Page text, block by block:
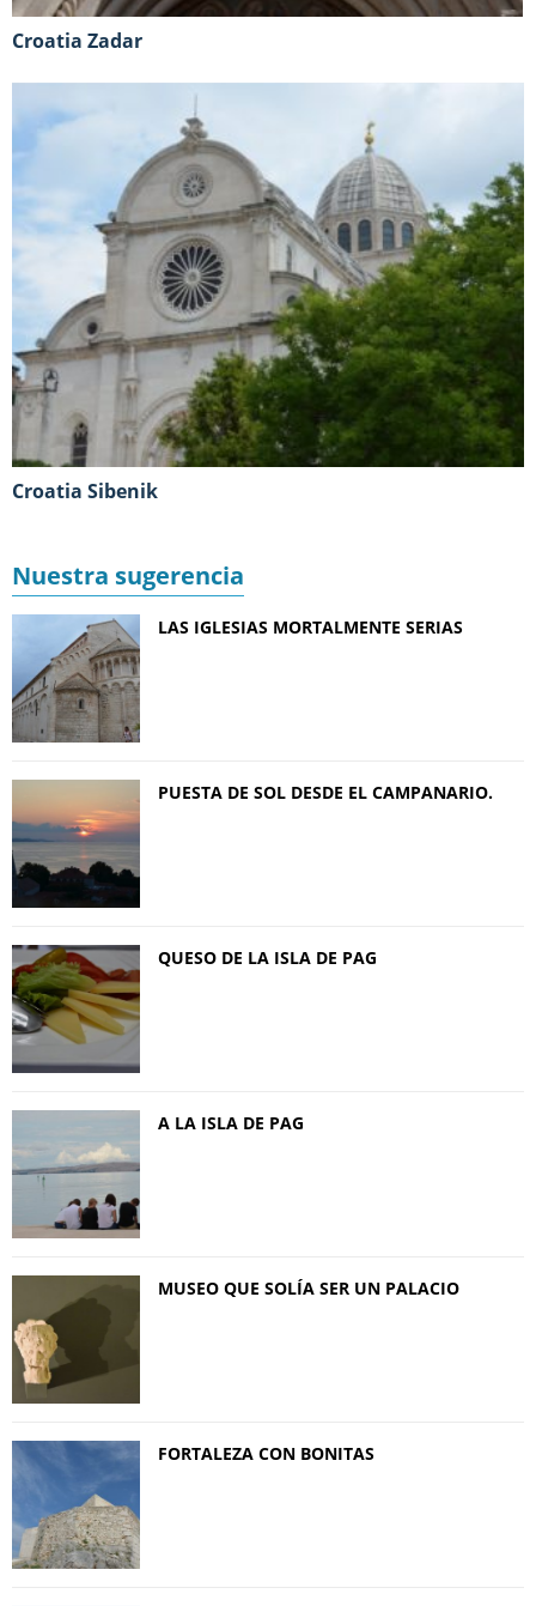
Croatia Zadar
Croatia Sibenik
Nuestra sugerencia
LAS IGLESIAS MORTALMENTE SERIAS
PUESTA DE SOL DESDE EL CAMPANARIO.
QUESO DE LA ISLA DE PAG
A LA ISLA DE PAG
MUSEO QUE SOLÍA SER UN PALACIO
FORTALEZA CON BONITAS